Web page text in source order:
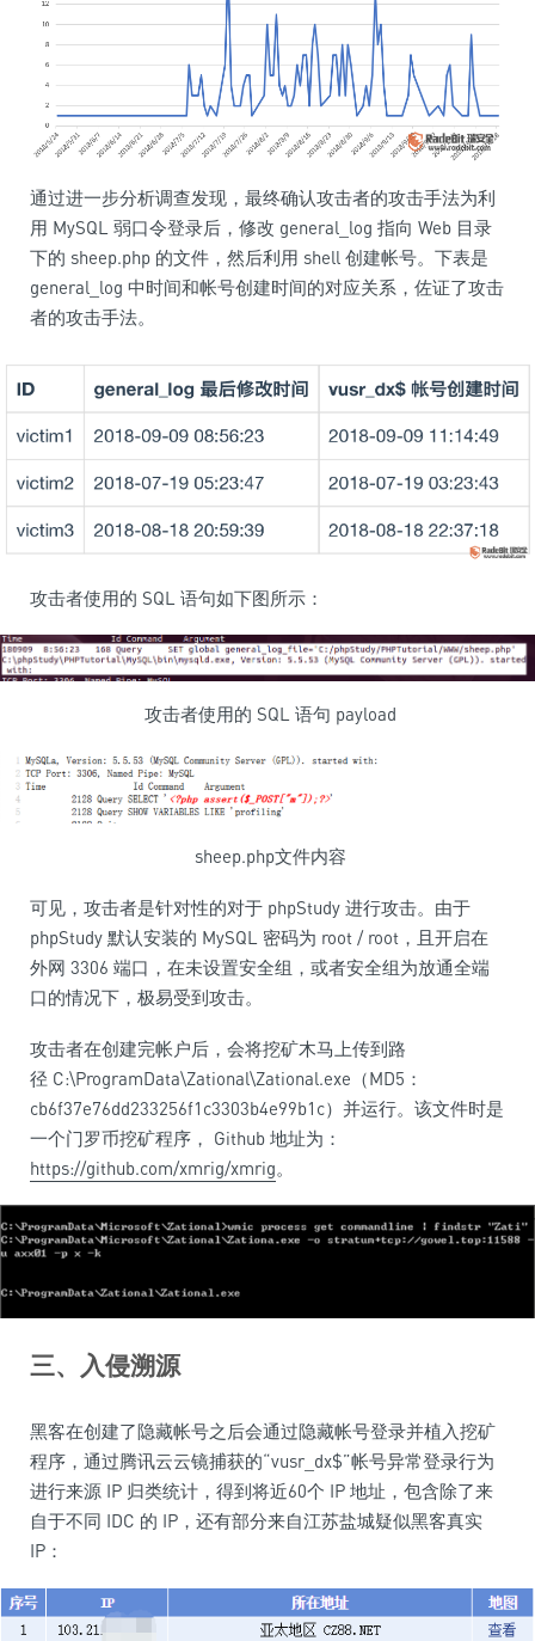
通过进一步分析调查发现，最终确认攻击者的攻击手法为利
用 MySQL 弱口令登录后，修改 general_log 指向 Web 目录
下的 sheep.php 的文件，然后利用 shell 创建帐号。下表是
general_log 中时间和帐号创建时间的对应关系，佐证了攻击
者的攻击手法。
攻击者使用的 SQL 语句如下图所示：
攻击者使用的 SQL 语句 payload
sheep.php文件内容
可见，攻击者是针对性的对于 phpStudy 进行攻击。由于
phpStudy 默认安装的 MySQL 密码为 root / root，且开启在
外网 3306 端口，在未设置安全组，或者安全组为放通全端
口的情况下，极易受到攻击。
攻击者在创建完帐户后，会将挖矿木马上传到路
径 C:\ProgramData\Zational\Zational.exe（MD5：
cb6f37e76dd233256f1c3303b4e99b1c）并运行。该文件时是
一个门罗币挖矿程序， Github 地址为：
https://github.com/xmrig/xmrig。
三、入侵溯源
黑客在创建了隐藏帐号之后会通过隐藏帐号登录并植入挖矿
程序，通过腾讯云云镜捕获的“vusr_dx$”帐号异常登录行为
进行来源 IP 归类统计，得到将近60个 IP 地址，包含除了来
自于不同 IDC 的 IP，还有部分来自江苏盐城疑似黑客真实
IP：